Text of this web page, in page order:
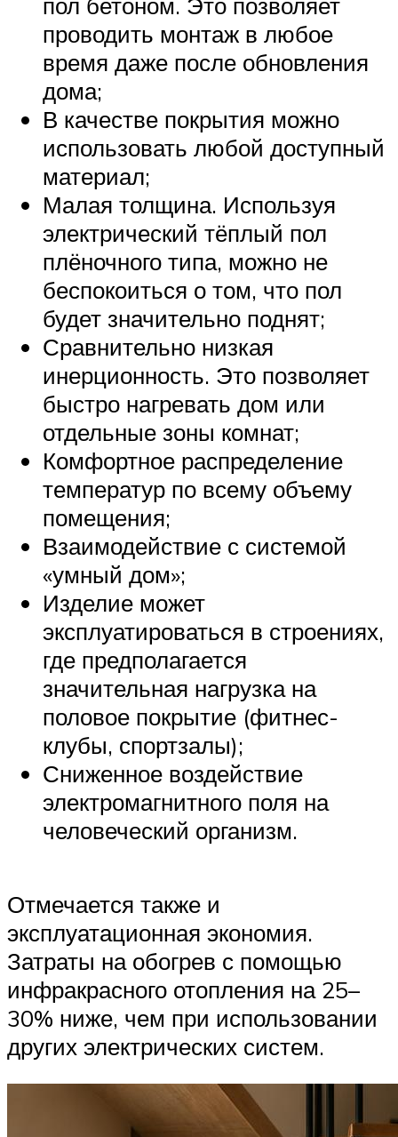
проводить монтаж в любое
время даже после обновления
дома;
В качестве покрытия можно
использовать любой доступный
материал;
Малая толщина. Используя
электрический тёплый пол
плёночного типа, можно не
беспокоиться о том, что пол
будет значительно поднят;
Сравнительно низкая
инерционность. Это позволяет
быстро нагревать дом или
отдельные зоны комнат;
Комфортное распределение
температур по всему объему
помещения;
Взаимодействие с системой
«умный дом»;
Изделие может
эксплуатироваться в строениях,
где предполагается
значительная нагрузка на
половое покрытие (фитнес-
клубы, спортзалы);
Сниженное воздействие
электромагнитного поля на
человеческий организм.
Отмечается также и
эксплуатационная экономия.
Затраты на обогрев с помощью
инфракрасного отопления на 25–
30% ниже, чем при использовании
других электрических систем.